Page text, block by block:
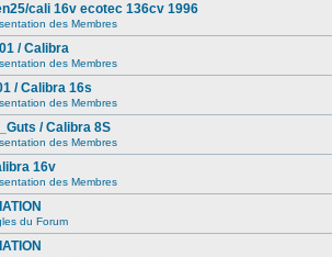
cali 16v ecotec 136cv 1996
des Membres
/ Calibra
des Membres
/ Calibra 16s
des Membres
/ Calibra 8S
des Membres
16v
des Membres
du Forum